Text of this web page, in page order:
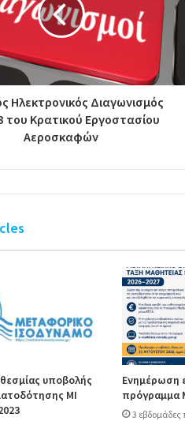
Ηλεκτρονικός Διαγωνισμός
του Κρατικού Εργοστασίου
Αεροσκαφών
υποβολής
ΜΙ
Ενημέρωση
πρόγραμμα
3 εβδομάδες